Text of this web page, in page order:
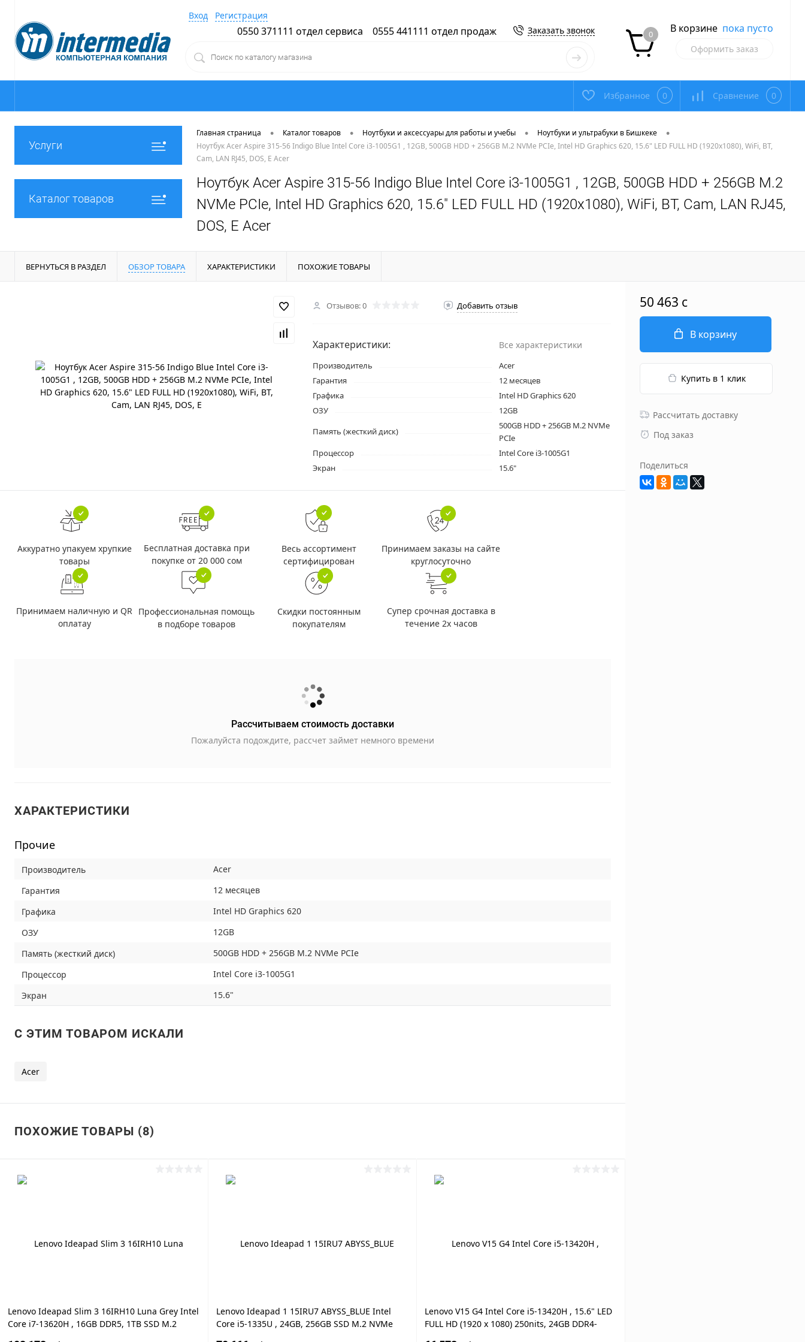
Вход Регистрация
0550 371111 отдел сервиса 0555 441111 отдел продаж Заказать звонок 0 В корзине пока пусто
Оформить заказ
Избранное 0 Сравнение 0
Услуги
Каталог товаров
Главная страница • Каталог товаров • Ноутбуки и аксессуары для работы и учебы • Ноутбуки и ультрабуки в Бишкеке •
Ноутбук Acer Aspire 315-56 Indigo Blue Intel Core i3-1005G1 , 12GB, 500GB HDD + 256GB M.2 NVMe PCIe, Intel HD Graphics 620, 15.6" LED FULL HD (1920x1080), WiFi, BT,
Cam, LAN RJ45, DOS, E Acer
Ноутбук Acer Aspire 315-56 Indigo Blue Intel Core i3-1005G1 , 12GB, 500GB HDD + 256GB M.2
NVMe PCIe, Intel HD Graphics 620, 15.6" LED FULL HD (1920x1080), WiFi, BT, Cam, LAN RJ45,
DOS, E Acer
ВЕРНУТЬСЯ В РАЗДЕЛ ОБЗОР ТОВАРА ХАРАКТЕРИСТИКИ ПОХОЖИЕ ТОВАРЫ
Отзывов: 0 Добавить отзыв
Характеристики: Все характеристики
Производитель
Acer
Гарантия
12 месяцев
Графика
Intel HD Graphics 620
ОЗУ
12GB
Память (жесткий диск)
500GB HDD + 256GB M.2 NVMe
PCIe
Процессор
Intel Core i3-1005G1
Экран
15.6"
Аккуратно упакуем хрупкие
товары
Бесплатная доставка при
покупке от 20 000 сом
Весь ассортимент
сертифицирован
Принимаем заказы на сайте
круглосуточно
Принимаем наличную и QR
оплатау
Профессиональная помощь
в подборе товаров
Скидки постоянным
покупателям
Супер срочная доставка в
течение 2х часов
Рассчитываем стоимость доставки
Пожалуйста подождите, рассчет займет немного времени
ХАРАКТЕРИСТИКИ
Прочие
Производитель
Acer
Гарантия
12 месяцев
Графика
Intel HD Graphics 620
ОЗУ
12GB
Память (жесткий диск)
500GB HDD + 256GB M.2 NVMe PCIe
Процессор
Intel Core i3-1005G1
Экран
15.6"
C ЭТИМ ТОВАРОМ ИСКАЛИ
Acer
ПОХОЖИЕ ТОВАРЫ (8)
Lenovo Ideapad Slim 3 16IRH10 Luna Grey Intel
Core i7-13620H , 16GB DDR5, 1TB SSD M.2
Lenovo Ideapad 1 15IRU7 ABYSS_BLUE Intel
Core i5-1335U , 24GB, 256GB SSD M.2 NVMe
Lenovo V15 G4 Intel Core i5-13420H , 15.6" LED
FULL HD (1920 x 1080) 250nits, 24GB DDR4-
50 463 c
В корзину
Купить в 1 клик
Рассчитать доставку
Под заказ
Поделиться